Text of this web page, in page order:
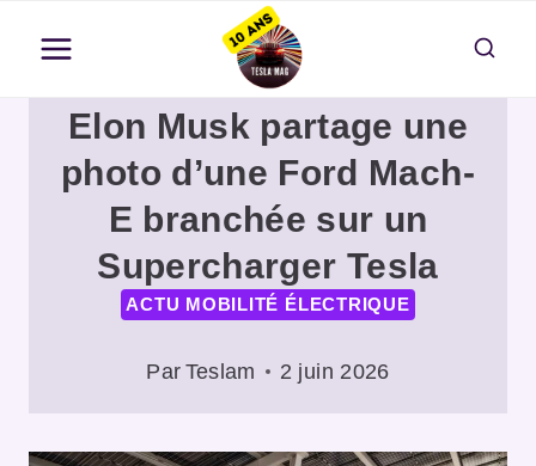
contenu
Elon Musk partage une
photo d’une Ford Mach-
E branchée sur un
Supercharger Tesla
ACTU MOBILITÉ ÉLECTRIQUE
Par Teslam 2 juin 2026